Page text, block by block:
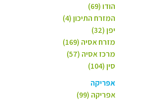
הודו (69)
המזרח התיכון (4)
יפן (32)
מזרח אסיה (169)
מרכז אסיה (57)
סין (104)
אפריקה
אפריקה (99)